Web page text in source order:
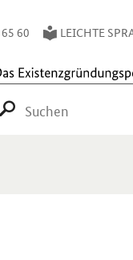
60 LEICHTE
SUCHE